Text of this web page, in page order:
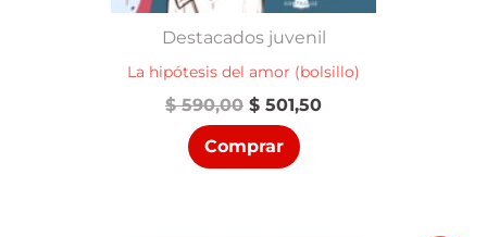
Destacados juvenil
La hipótesis del amor (bolsillo)
$590,00 El
precio
original
era:
$ 501,50El
Comprar